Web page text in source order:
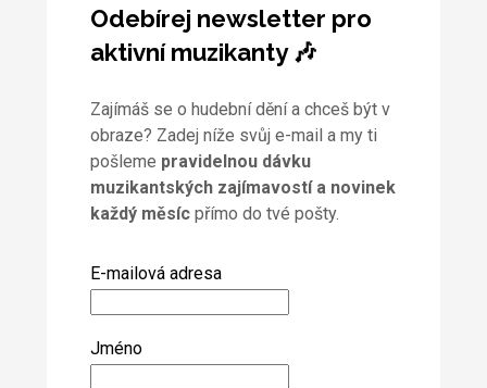
Odebírej newsletter pro
aktivní muzikanty 🎶
Zajímáš se o hudební dění a chceš být v
obraze? Zadej níže svůj e-mail a my ti
pošleme pravidelnou dávku
muzikantských zajímavostí a novinek
každý měsícpřímo do tvé pošty.
E-mailová adresa
Jméno